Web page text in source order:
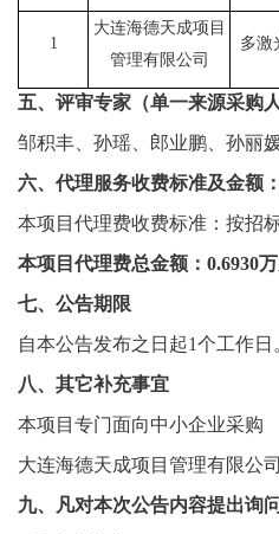
1
大连海德天成项目
管理有限公司
多激
五、评审专家（单一来源采购
邹积丰、孙瑶、郎业鹏、孙丽
六、代理服务收费标准及金额：
本项目代理费收费标准：按招
本项目代理费总金额： 0.6930
七、公告期限
自本公告发布之日起1个工作日
八、其它补充事宜
本项目专门面向中小企业采购
大连海德天成项目管理有限公司
九、凡对本次公告内容提出询